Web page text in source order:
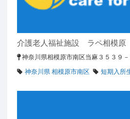
介護老人福祉施設 ラペ相模原
神奈川県相模原市南区当麻３５３９
神奈川県 相模原市南区
短期入所